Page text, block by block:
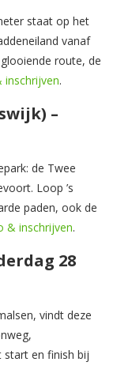
staat op het
vanaf
route, de
inschrijven.
–
de Twee
Loop ’s
paden, ook de
& inschrijven.
28
vindt deze
start en finish bij